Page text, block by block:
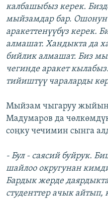
калбашыбыз керек.
мыйзамдар бар. Ошонун
аракеттенүүбүз керек.
алмашат. Хандыкта да
бийлик алмашат. Биз
чегинде аракет
тийиштүү чараларды
Мыйзам чыгаруу
Мадумаров да
соңку чечимин сынга
- Бул - саясий буйрук.
шайлоо округунан
Бардык жерде
студенттер ачык